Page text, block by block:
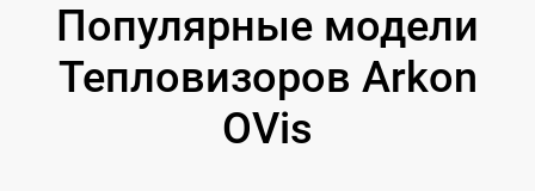
Популярные модели
Тепловизоров Arkon
OVis